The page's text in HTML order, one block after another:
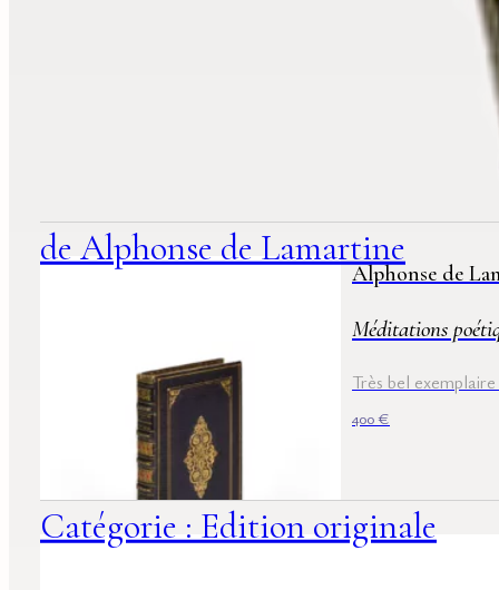
de Alphonse de Lamartine
Alphonse de
Méditations
Très bel
400€
Catégorie : Edition originale